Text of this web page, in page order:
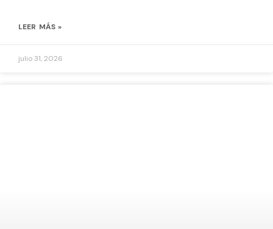
LEER MÁS »
julio 31, 2026